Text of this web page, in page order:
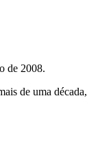
de 2008.
de uma